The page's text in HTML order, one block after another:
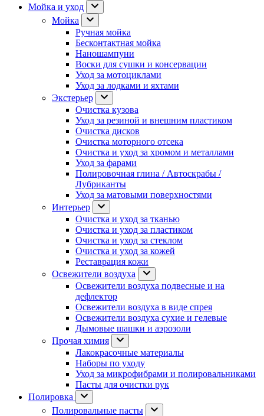
Мойка и уход
Мойка
Ручная мойка
Бесконтактная мойка
Наношампуни
Воски для сушки и консервации
Уход за мотоциклами
Уход за лодками и яхтами
Экстерьер
Очистка кузова
Уход за резиной и внешним пластиком
Очистка дисков
Очистка моторного отсека
Очистка и уход за хромом и металлами
Уход за фарами
Полировочная глина / Автоскрабы /
Лубриканты
Уход за матовыми поверхностями
Интерьер
Очистка и уход за тканью
Очистка и уход за пластиком
Очистка и уход за стеклом
Очистка и уход за кожей
Реставрация кожи
Освежители воздуха
Освежители воздуха подвесные и на
дефлектор
Освежители воздуха в виде спрея
Освежители воздуха сухие и гелевые
Дымовые шашки и аэрозоли
Прочая химия
Лакокрасочные материалы
Наборы по уходу
Уход за микрофибрами и полировальниками
Пасты для очистки рук
Полировка
Полировальные пасты